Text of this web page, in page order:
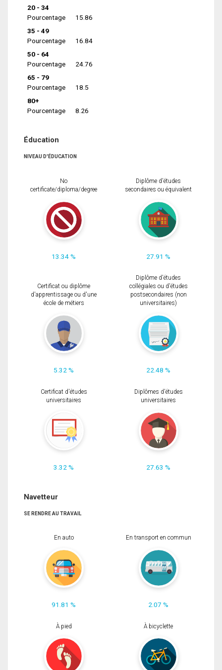
20 - 34
Pourcentage
15.86
35 - 49
Pourcentage
16.84
50 - 64
Pourcentage
24.76
65 - 79
Pourcentage
18.5
80+
Pourcentage
8.26
Éducation
NIVEAU D'ÉDUCATION
No
certificate/diploma/degree
13.34 %
Diplôme d'études
secondaires ou équivalent
27.91 %
Certificat ou diplôme
d'apprentissage ou d'une
école de métiers
5.32 %
Diplôme d'études
collégiales ou d'études
postsecondaires (non
universitaires)
22.48 %
Certificat d'études
universitaires
3.32 %
Diplômes d'études
universitaires
27.63 %
Navetteur
SE RENDRE AU TRAVAIL
En auto
91.81 %
En transport en commun
2.07 %
À pied À bicyclette